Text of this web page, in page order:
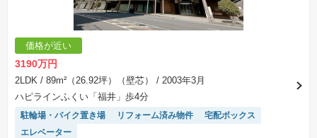
価格が近い
3190万円
2LDK / 89m²（26.92坪）（壁芯）
/ 2003年3月
ハピラインふくい「福井」歩4分
駐輪場・バイク置き場 リフォーム済み物件
宅配ボックス
エレベーター